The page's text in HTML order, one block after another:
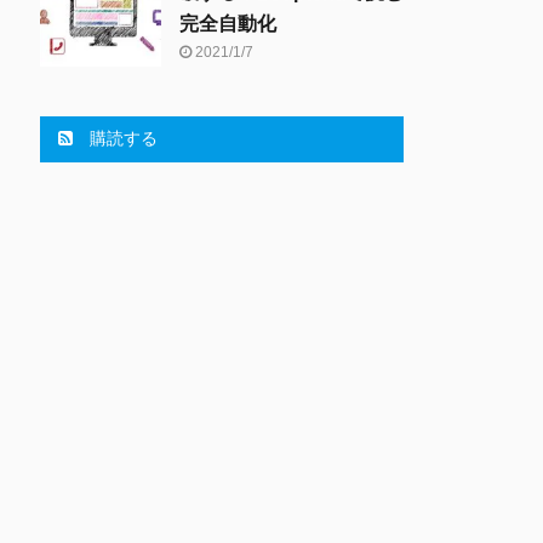
完全自動化
2021/1/7
購読する